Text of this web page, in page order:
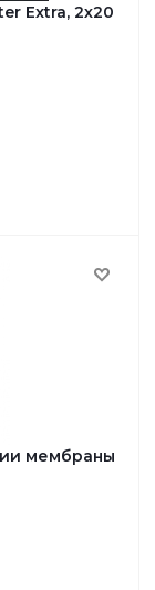
Extra, 2х20
мембраны